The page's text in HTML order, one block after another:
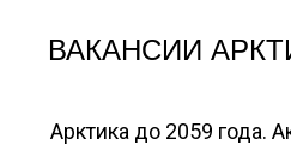
ВАКАНСИИ
Арктика до 2059 года.